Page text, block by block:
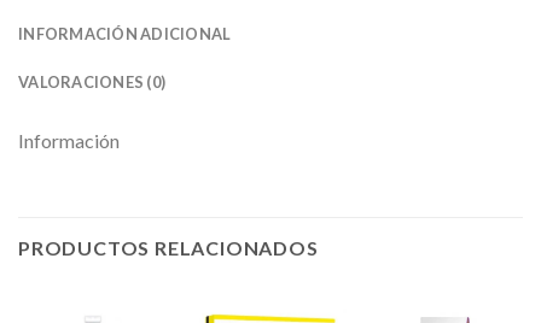
INFORMACIÓN ADICIONAL
VALORACIONES (0)
Información
PRODUCTOS RELACIONADOS